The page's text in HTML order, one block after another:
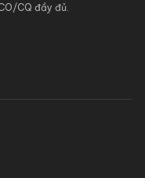
CQ đầy đủ.